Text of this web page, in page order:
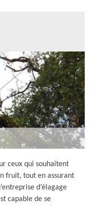
ceux qui souhaitent
fruit, tout en assurant
d’élagage
capable de se